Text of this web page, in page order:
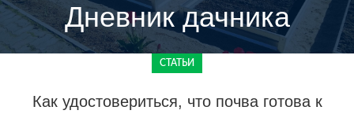
Дневник дачника
СТАТЬИ
Как удостовериться, что почва готова к